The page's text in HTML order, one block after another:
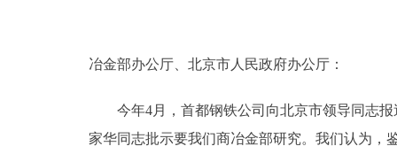
多语种
冶金部办公厅、北京市人民政府办公厅：
今年4月，首都钢铁公司向北京市领导同志报
家华同志批示要我们商冶金部研究。我们认为，